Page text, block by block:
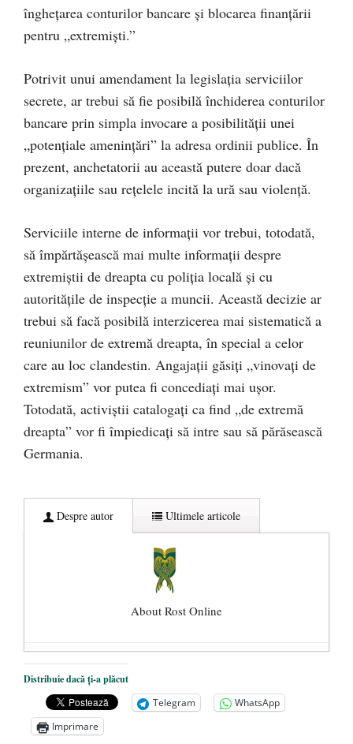
înghețarea conturilor bancare și blocarea finanțării
pentru „extremiști.”
Potrivit unui amendament la legislaţia serviciilor
secrete, ar trebui să fie posibilă închiderea conturilor
bancare prin simpla invocare a posibilităţii unei
„potenţiale ameninţări” la adresa ordinii publice. În
prezent, anchetatorii au această putere doar dacă
organizaţiile sau reţelele incită la ură sau violenţă.
Serviciile interne de informaţii vor trebui, totodată,
să împărtăşească mai multe informaţii despre
extremiştii de dreapta cu poliţia locală şi cu
autorităţile de inspecţie a muncii. Această decizie ar
trebui să facă posibilă interzicerea mai sistematică a
reuniunilor de extremă dreapta, în special a celor
care au loc clandestin. Angajații găsiți „vinovați de
extremism” vor putea fi concediați mai ușor.
Totodată, activiștii catalogați ca find „de extremă
dreapta” vor fi împiedicați să intre sau să părăsească
Germania.
Despre autor Ultimele articole
About Rost Online
Dezvăluiri cutremurătoare despre
președintele Ucrainei, Volodymyr
Zelensky
- 13 mai 2026
Statul care servește Națiunea
Distribuie dacă ți-a plăcut
Telegram
WhatsApp
Imprimare